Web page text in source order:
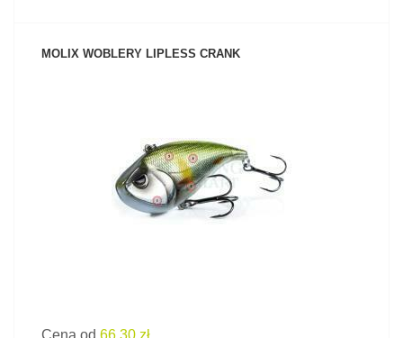
MOLIX WOBLERY LIPLESS CRANK
ZOBACZ PRODUKT
Cena od 66.30 zł